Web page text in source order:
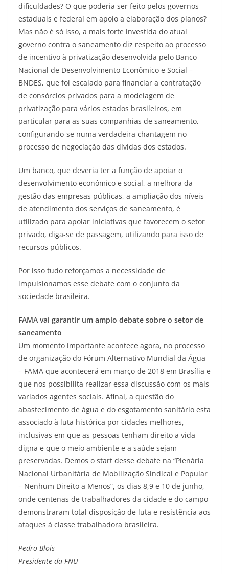
dificuldades? O que poderia ser feito pelos governos
estaduais e federal em apoio a elaboração dos planos?
Mas não é só isso, a mais forte investida do atual
governo contra o saneamento diz respeito ao processo
de incentivo à privatização desenvolvida pelo Banco
Nacional de Desenvolvimento Econômico e Social –
BNDES, que foi escalado para financiar a contratação
de consórcios privados para a modelagem de
privatização para vários estados brasileiros, em
particular para as suas companhias de saneamento,
configurando-se numa verdadeira chantagem no
processo de negociação das dívidas dos estados.
Um banco, que deveria ter a função de apoiar o
desenvolvimento econômico e social, a melhora da
gestão das empresas públicas, a ampliação dos níveis
de atendimento dos serviços de saneamento, é
utilizado para apoiar iniciativas que favorecem o setor
privado, diga-se de passagem, utilizando para isso de
recursos públicos.
Por isso tudo reforçamos a necessidade de
impulsionamos esse debate com o conjunto da
sociedade brasileira.
FAMA vai garantir um amplo debate sobre o setor de
saneamento
Um momento importante acontece agora, no processo
de organização do Fórum Alternativo Mundial da Água
– FAMA que acontecerá em março de 2018 em Brasília e
que nos possibilita realizar essa discussão com os mais
variados agentes sociais. Afinal, a questão do
abastecimento de água e do esgotamento sanitário esta
associado à luta histórica por cidades melhores,
inclusivas em que as pessoas tenham direito a vida
digna e que o meio ambiente e a saúde sejam
preservadas. Demos o start desse debate na “Plenária
Nacional Urbanitária de Mobilização Sindical e Popular
– Nenhum Direito a Menos”, os dias 8,9 e 10 de junho,
onde centenas de trabalhadores da cidade e do campo
demonstraram total disposição de luta e resistência aos
ataques à classe trabalhadora brasileira.
Pedro Blois
Presidente da FNU